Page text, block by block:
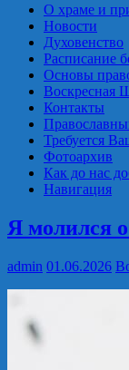
О храме и
Новости
Духовенство
Расписание
Основы
Воскресная
Контакты
Требуется
Фотоархив
Как до нас
Навигация
Я молился
admin 01.06.2026